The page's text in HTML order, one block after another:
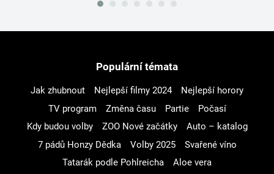
Populární témata
Jak zhubnout Nejlepší filmy 2024
Nejlepší horory
TV program
Změna času Partie
Počasí
Kdy budou volby
ZOO Nové začátky
Auto – katalog
7 pádů Honzy Dědka
Volby 2025
Svařené víno
Tatarák podle Pohlreicha
Aloe vera